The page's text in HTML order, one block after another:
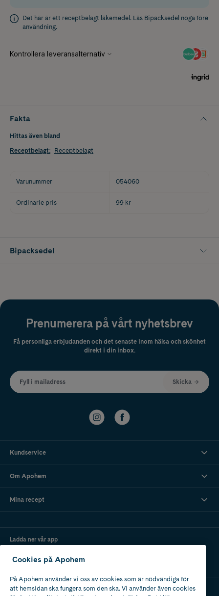
Det här är ett receptbelagt läkemedel. Läs Bipacksedel noga före
användning.
Fakta
Hittas även bland
Receptbelagt: Receptbelagt
Varunummer 054060
Ordinarie pris 99 kr
Bipacksedel
Prenumerera på vårt nyhetsbrev
Få personliga erbjudanden och det senaste inom hälsa och skönhet
direkt i din inbox.
Fyll i mailadress Skicka
Kundservice
Om Apohem
Mina recept
Ladda ner vår app
Cookies på Apohem
På Apohem använder vi oss av cookies som är nödvändiga för
att hemsidan ska fungera som den ska. Vi använder även cookies